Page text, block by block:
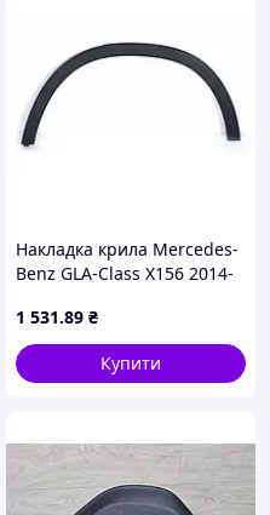
Накладка крила Mercedes-
Benz GLA-Class X156 2014-
AVTM, A1568852422,
184650322
1 531.89 ₴
Купити